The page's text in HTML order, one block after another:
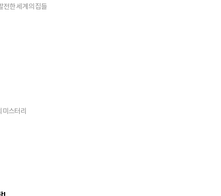
전한 세계의 집들
미스터리